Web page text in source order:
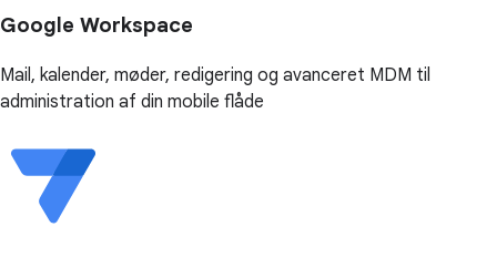
Google Workspace
Mail, kalender, møder, redigering og avanceret MDM til
administration af din mobile flåde